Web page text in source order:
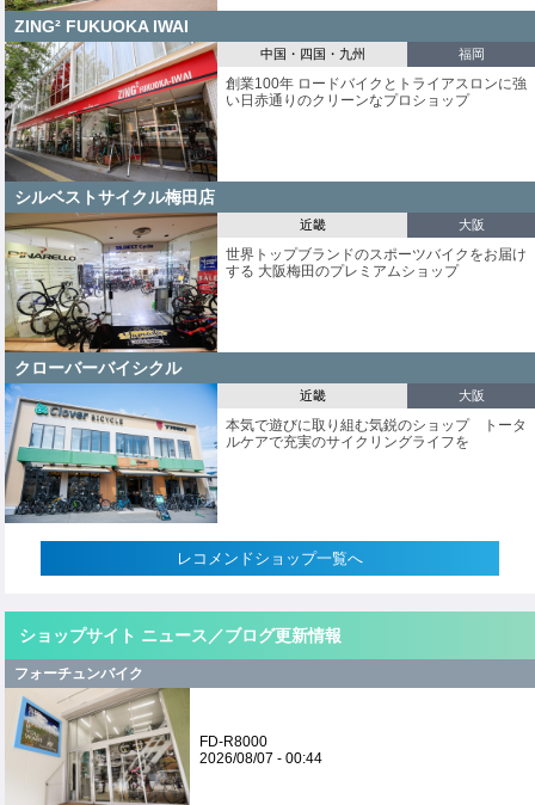
ZING² FUKUOKA IWAI
中国・四国・九州 福岡
創業100年 ロードバイクとトライアスロンに強
い日赤通りのクリーンなプロショップ
シルベストサイクル梅田店
近畿 大阪
世界トップブランドのスポーツバイクをお届け
する 大阪梅田のプレミアムショップ
クローバーバイシクル
近畿 大阪
本気で遊びに取り組む気鋭のショップ トータ
ルケアで充実のサイクリングライフを
レコメンドショップ一覧へ
ショップサイト ニュース／ブログ更新情報
フォーチュンバイク
FD-R8000
2026/08/07 - 00:44